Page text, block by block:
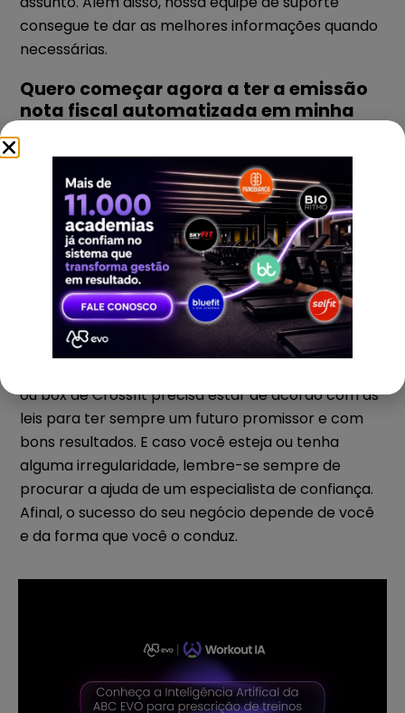
consegue te dar as melhores informações quando
necessárias.
Quero começar agora a ter a emissão
nota fiscal automatizada em minha
Caso seja cliente EVO e queira automatizar o
processo, é só entrar em contato com o suporte
agora mesmo. Mas, caso a sua academia, estúdio
ou box não sejacliente EVOo primeiro passo é
pedir uma demonstração e, entre as suas dúvidas
sobre gestão, inclua também sobre este recurso.
Nossos especialistas vão mostrar na prática como
funciona, o quanto é barato e MUITO SIMPLES.
ou box de Crossfit precisa estar de acordo com as
leis para ter sempre um futuro promissor e com
bons resultados. E caso você esteja ou tenha
alguma irregularidade, lembre-se sempre de
procurar a ajuda de um especialista de confiança.
Afinal, o sucesso do seu negócio depende de você
e da forma que você o conduz.